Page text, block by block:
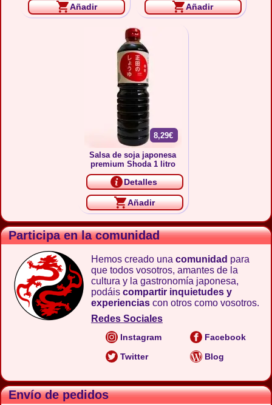
Añadir Añadir
8,29€
Salsa de soja japonesa
premium Shoda 1 litro
Detalles
Añadir
Participa en la comunidad
Hemos creado una comunidad para
que todos vosotros, amantes de la
cultura y la gastronomía japonesa,
podáis compartir inquietudes y
experiencias con otros como vosotros.
Redes Sociales
Instagram
Facebook
Twitter
Blog
Envío de pedidos